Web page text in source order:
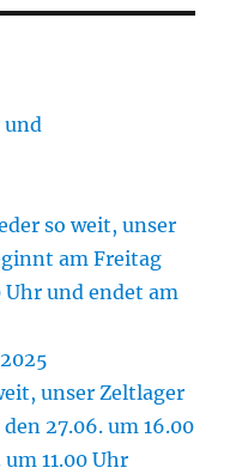
und
so weit, unser
am Freitag
Uhr und endet am
unser Zeltlager
27.06. um 16.00
11.00 Uhr